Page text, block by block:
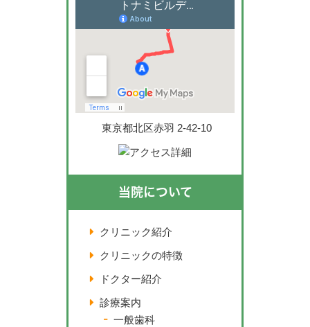
東京都北区赤羽 2-42-10
当院について
クリニック紹介
クリニックの特徴
ドクター紹介
診療案内
一般歯科